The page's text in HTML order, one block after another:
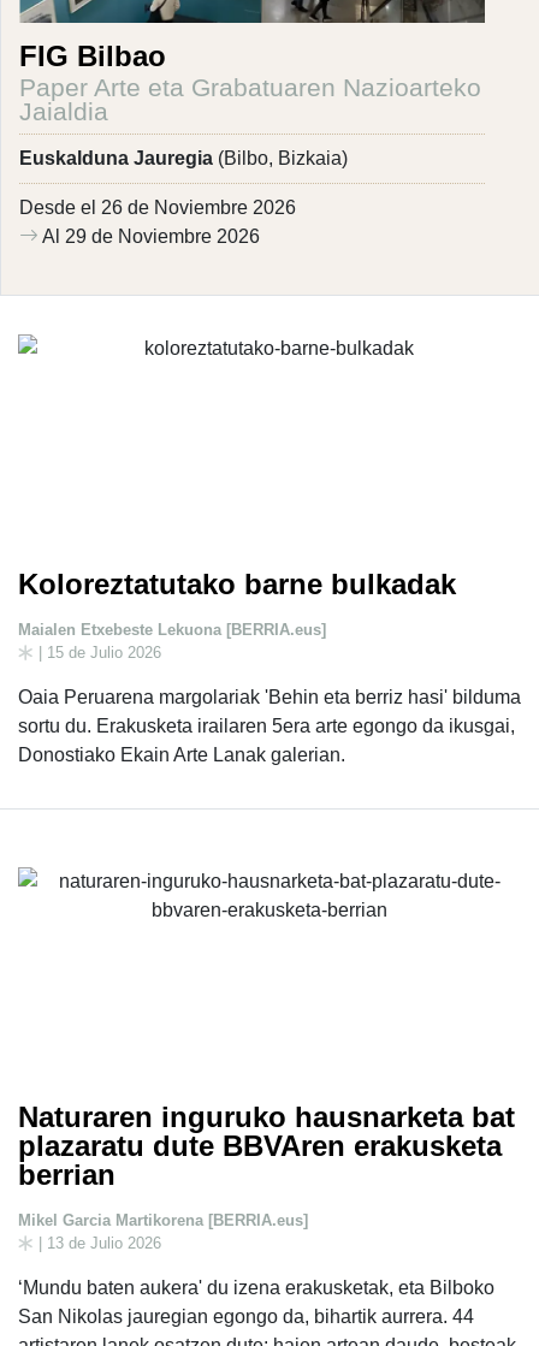
FIG Bilbao
Paper Arte eta Grabatuaren Nazioarteko
Jaialdia
Euskalduna Jauregia (Bilbo, Bizkaia)
Desde el 26 de Noviembre 2026
Al 29 de Noviembre 2026
Koloreztatutako barne bulkadak
Maialen Etxebeste Lekuona [BERRIA.eus]
| 15 de Julio 2026
Oaia Peruarena margolariak 'Behin eta berriz hasi' bilduma
sortu du. Erakusketa irailaren 5era arte egongo da ikusgai,
Donostiako Ekain Arte Lanak galerian.
Naturaren inguruko hausnarketa bat
plazaratu dute BBVAren erakusketa
berrian
Mikel Garcia Martikorena [BERRIA.eus]
| 13 de Julio 2026
‘Mundu baten aukera' du izena erakusketak, eta Bilboko
San Nikolas jauregian egongo da, bihartik aurrera. 44